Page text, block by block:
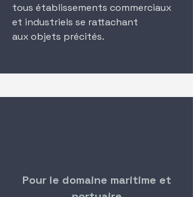
tous établissements commerciaux
et industriels se rattachant
auxobjets précités.
Pour le domaine maritime et